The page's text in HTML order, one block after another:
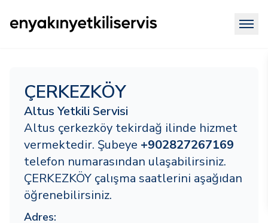
ÇERKEZKÖY
Altus Yetkili Servisi
Altus çerkezköy tekirdağ ilinde hizmet
vermektedir. Şubeye +902827267169
telefon numarasından ulaşabilirsiniz.
ÇERKEZKÖY çalışma saatlerini aşağıdan
öğrenebilirsiniz.
Adres: